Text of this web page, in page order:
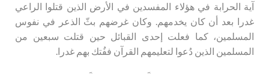
آية الحرابة في هؤلاء المفسدين في الأرض الذين قتلوا الراعي
غدرا بعد أن كان يخدمهم. وكان غرضهم بثّ الذعر في نفوس
المسلمين، كما فعلت إحدى القبائل حين قتلت سبعين من
المسلمين الذين دُعوا لتعليمهم القرآن ففُتك بهم غدرا.